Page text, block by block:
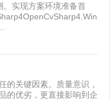
实现方案环境准备首
的关键因素。质量意识，
的优劣，更直接影响到企